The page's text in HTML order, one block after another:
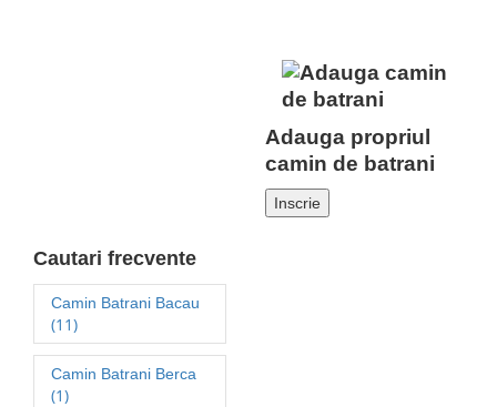
Cautari frecvente
Camin Batrani Bacau
(11)
Camin Batrani Berca
(1)
Adauga propriul
camin de batrani
Inscrie